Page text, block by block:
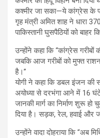
कश्मीर जा सका—ये कांग्रेस के
गृह मंत्री अमित शाह ने धारा
पाकिस्तानी घुसपैठियों को बाहर
उन्होंने कहा कि “कांग्रेस गरीबों
जबकि आज गरीबों को मुफ्त
है।”
योगी ने कहा कि डबल इंजन की
अयोध्या से दरभंगा आने में 16
जानकी मार्ग का निर्माण शुरू हो
दिया है। सड़क, रेल, हवाई और
उन्होंने वादा दोहराया कि “अब